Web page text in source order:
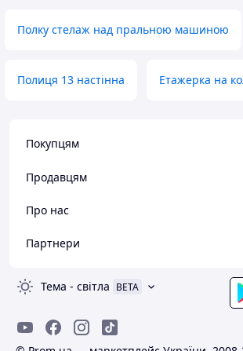
Полку стелаж над пральною машиною
Полиця 13 настінна Етажерка на
Покупцям
Продавцям
Про нас
Партнери
Тема - світла BETA